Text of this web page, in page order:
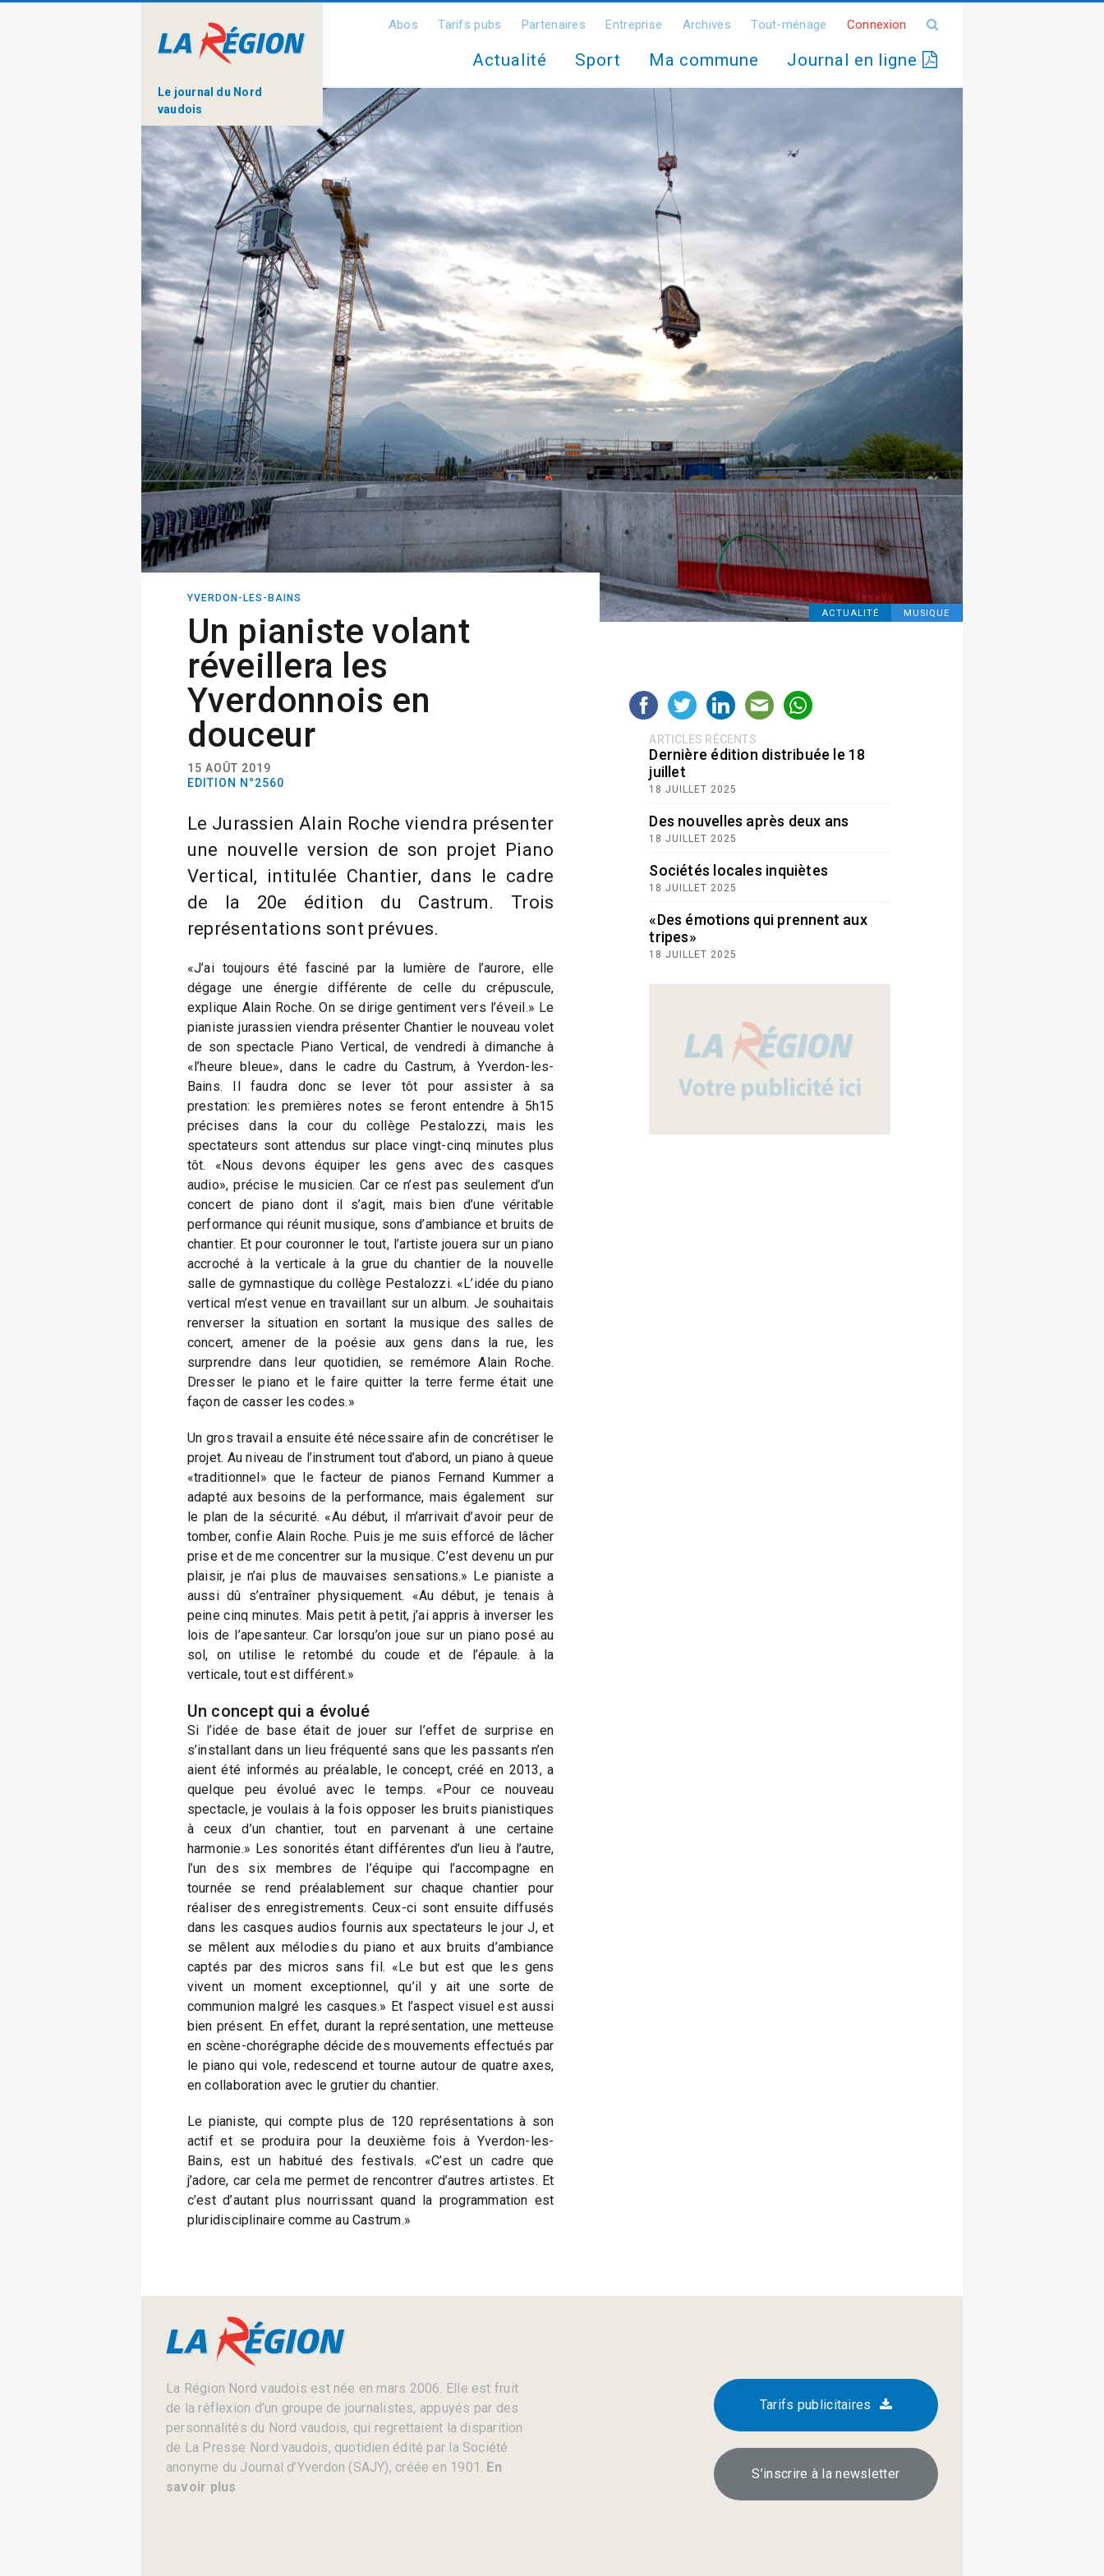
Le journal du Nord
vaudois
Abos Tarifs pubs Partenaires Entreprise Archives Tout-ménage Connexion
Actualité Sport Ma commune Journal en ligne
ACTUALITÉ MUSIQUE
YVERDON-LES-BAINS
Un pianiste volant
réveillera les
Yverdonnois en
douceur
15 AOÛT 2019
EDITION N°2560
Le Jurassien Alain Roche viendra présenter
une nouvelle version de son projet Piano
Vertical, intitulée Chantier, dans le cadre
de la 20e édition du Castrum. Trois
représentations sont prévues.
«J’ai toujours été fasciné par la lumière de l’aurore, elle
dégage une énergie différente de celle du crépuscule,
explique Alain Roche. On se dirige gentiment vers l’éveil.» Le
pianiste jurassien viendra présenter Chantier le nouveau volet
de son spectacle Piano Vertical, de vendredi à dimanche à
«l’heure bleue», dans le cadre du Castrum, à Yverdon-les-
Bains. Il faudra donc se lever tôt pour assister à sa
prestation: les premières notes se feront entendre à 5h15
précises dans la cour du collège Pestalozzi, mais les
spectateurs sont attendus sur place vingt-cinq minutes plus
tôt. «Nous devons équiper les gens avec des casques
audio», précise le musicien. Car ce n’est pas seulement d’un
concert de piano dont il s’agit, mais bien d’une véritable
performance qui réunit musique, sons d’ambiance et bruits de
chantier. Et pour couronner le tout, l’artiste jouera sur un piano
accroché à la verticale à la grue du chantier de la nouvelle
salle de gymnastique du collège Pestalozzi. «L’idée du piano
vertical m’est venue en travaillant sur un album. Je souhaitais
renverser la situation en sortant la musique des salles de
concert, amener de la poésie aux gens dans la rue, les
surprendre dans leur quotidien, se remémore Alain Roche.
Dresser le piano et le faire quitter la terre ferme était une
façon de casser les codes.»
Un gros travail a ensuite été nécessaire afin de concrétiser le
projet. Au niveau de l’instrument tout d’abord, un piano à queue
«traditionnel» que le facteur de pianos Fernand Kummer a
adapté aux besoins de la performance, mais également sur
le plan de la sécurité. «Au début, il m’arrivait d’avoir peur de
tomber, confie Alain Roche. Puis je me suis efforcé de lâcher
prise et de me concentrer sur la musique. C’est devenu un pur
plaisir, je n’ai plus de mauvaises sensations.» Le pianiste a
aussi dû s’entraîner physiquement. «Au début, je tenais à
peine cinq minutes. Mais petit à petit, j’ai appris à inverser les
lois de l’apesanteur. Car lorsqu’on joue sur un piano posé au
sol, on utilise le retombé du coude et de l’épaule. à la
verticale, tout est différent.»
Un concept qui a évolué
Si l’idée de base était de jouer sur l’effet de surprise en
s’installant dans un lieu fréquenté sans que les passants n’en
aient été informés au préalable, le concept, créé en 2013, a
quelque peu évolué avec le temps. «Pour ce nouveau
spectacle, je voulais à la fois opposer les bruits pianistiques
à ceux d’un chantier, tout en parvenant à une certaine
harmonie.» Les sonorités étant différentes d’un lieu à l’autre,
l’un des six membres de l’équipe qui l’accompagne en
tournée se rend préalablement sur chaque chantier pour
réaliser des enregistrements. Ceux-ci sont ensuite diffusés
dans les casques audios fournis aux spectateurs le jour J, et
se mêlent aux mélodies du piano et aux bruits d’ambiance
captés par des micros sans fil. «Le but est que les gens
vivent un moment exceptionnel, qu’il y ait une sorte de
communion malgré les casques.» Et l’aspect visuel est aussi
bien présent. En effet, durant la représentation, une metteuse
en scène-chorégraphe décide des mouvements effectués par
le piano qui vole, redescend et tourne autour de quatre axes,
en collaboration avec le grutier du chantier.
Le pianiste, qui compte plus de 120 représentations à son
actif et se produira pour la deuxième fois à Yverdon-les-
Bains, est un habitué des festivals. «C’est un cadre que
j’adore, car cela me permet de rencontrer d’autres artistes. Et
c’est d’autant plus nourrissant quand la programmation est
pluridisciplinaire comme au Castrum.»
ARTICLES RÉCENTS
Dernière édition distribuée le 18
juillet
18 JUILLET 2025
Des nouvelles après deux ans
18 JUILLET 2025
Sociétés locales inquiètes
18 JUILLET 2025
«Des émotions qui prennent aux
tripes»
18 JUILLET 2025
La Région Nord vaudois est née en mars 2006. Elle est fruit
de la réflexion d’un groupe de journalistes, appuyés par des
personnalités du Nord vaudois, qui regrettaient la disparition
de La Presse Nord vaudois, quotidien édité par la Société
anonyme du Journal d’Yverdon (SAJY), créée en 1901. En
savoir plus
Tarifs publicitaires
S’inscrire à la newsletter